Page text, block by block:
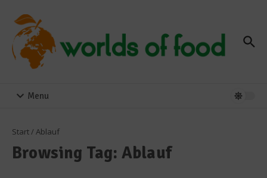
Menu
Start/ Ablauf
Browsing Tag: Ablauf